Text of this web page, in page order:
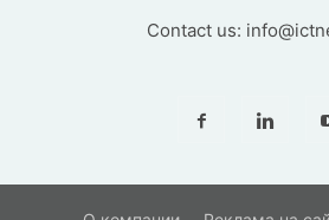
Contact us: